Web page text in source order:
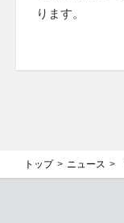
ります。
トップ ニュース